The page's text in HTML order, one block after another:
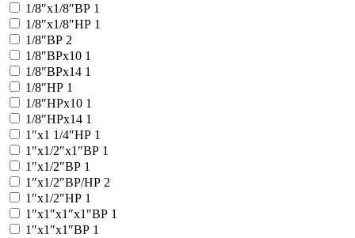
1/8″x1/8″ВР 1
1/8″x1/8″НР 1
1/8″ВР 2
1/8″ВРx10 1
1/8″ВРx14 1
1/8″НР 1
1/8″НРx10 1
1/8″НРx14 1
1″x1 1/4″НР 1
1″x1/2″x1″ВР 1
1″x1/2″ВР 1
1″x1/2″ВР/НР 2
1″x1/2″НР 1
1″x1″x1″x1″ВР 1
1″x1″x1″ВР 1